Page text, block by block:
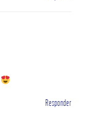
Responder